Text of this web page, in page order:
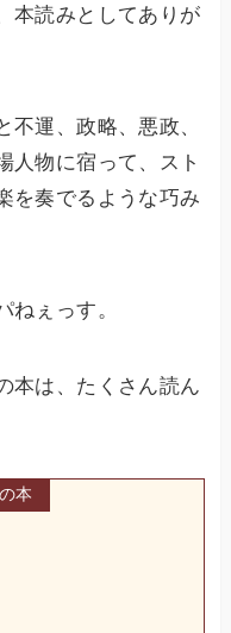
本読みとしてありが
運、政略、悪政、
人物に宿って、スト
を奏でるような巧み
ねぇっす。
本は、たくさん読ん
本